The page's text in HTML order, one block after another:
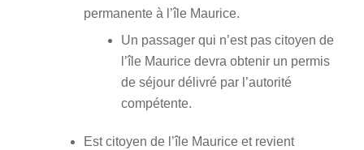
permanente à l’île Maurice.
Un passager qui n’est pas citoyen de
l’île Maurice devra obtenir un permis
de séjour délivré par l’autorité
compétente.
Est citoyen de l’île Maurice et revient